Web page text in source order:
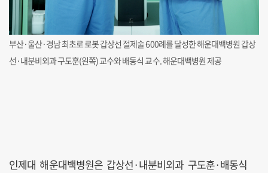
부산·울산·경남 최초로 로봇 갑상선 절제술 600례를 달성한 해운대백병원 갑상
선·내분비외과 구도훈(왼쪽) 교수와 배동식 교수. 해운대백병원 제공
인제대 해운대백병원은 갑상선·내분비외과 구도훈·배동식